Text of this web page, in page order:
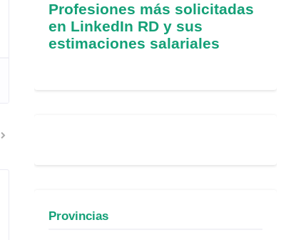
Profesiones más solicitadas
en LinkedIn RD y sus
estimaciones salariales
Provincias